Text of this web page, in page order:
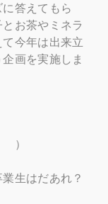
答えてもら
お茶やミネラ
今年は出来立
画を実施しま
生はだあれ？